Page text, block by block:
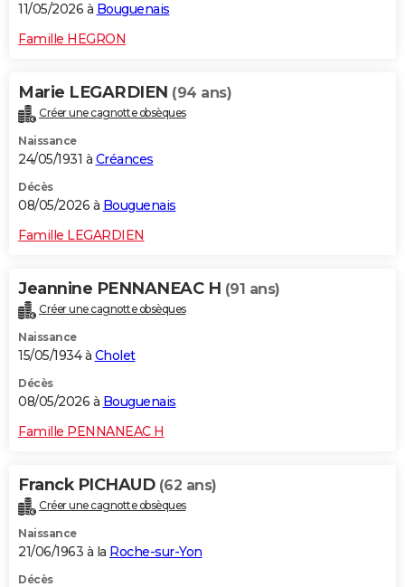
11/05/2026 à Bouguenais
Famille HEGRON
Marie LEGARDIEN (94 ans)
Créer une cagnotte obsèques
Naissance
24/05/1931 à Créances
Décès
08/05/2026 à Bouguenais
Famille LEGARDIEN
Jeannine PENNANEAC H (91 ans)
Créer une cagnotte obsèques
Naissance
15/05/1934 à Cholet
Décès
08/05/2026 à Bouguenais
Famille PENNANEAC H
Franck PICHAUD (62 ans)
Créer une cagnotte obsèques
Naissance
21/06/1963 à la Roche-sur-Yon
Décès